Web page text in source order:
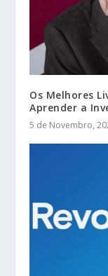
Os Melhores
Aprender a
5 de Novembro,